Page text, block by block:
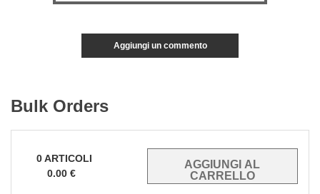
Aggiungi un commento
Bulk Orders
0ARTICOLI
0.00 €